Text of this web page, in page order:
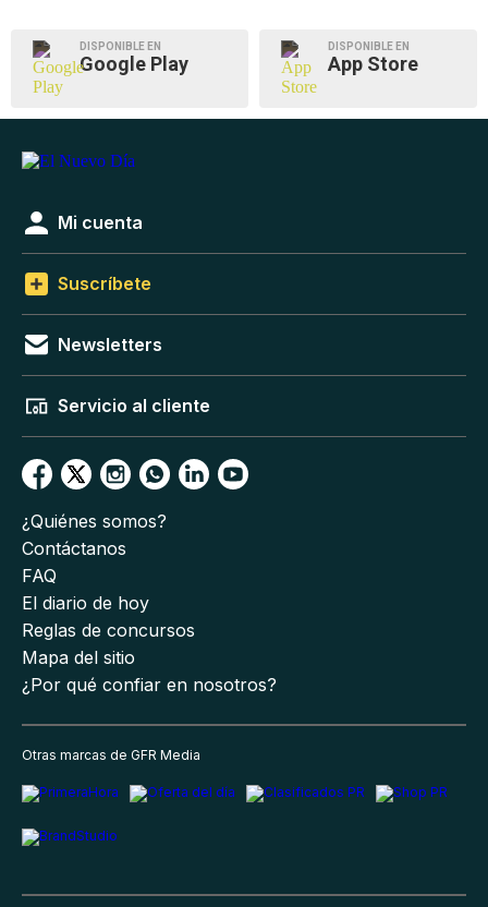
DISPONIBLE EN
Google Play
DISPONIBLE EN
App Store
Mi cuenta
Suscríbete
Newsletters
Servicio al cliente
¿Quiénes somos?
Contáctanos
FAQ
El diario de hoy
Reglas de concursos
Mapa del sitio
¿Por qué confiar en nosotros?
Otras marcas de GFR Media